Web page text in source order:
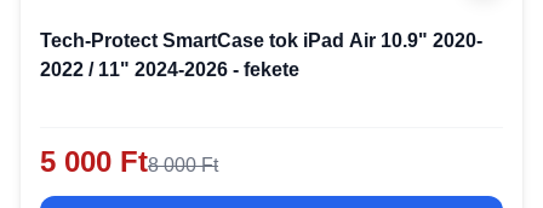
Tech-Protect SmartCase tok iPad Air 10.9" 2020-
2022 / 11" 2024-2026 - fekete
5 000 Ft8 000 Ft